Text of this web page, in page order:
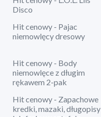
Disco
Hit cenowy - Pajac
niemowlęcy dresowy
Hit cenowy - Body
niemowlęce z długim
rękawem 2-pak
Hit cenowy - Zapachowe
kredki, mazaki, długopisy